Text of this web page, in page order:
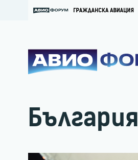
България